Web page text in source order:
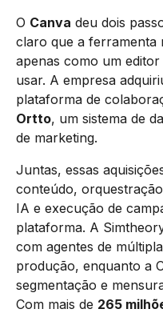
O Canva deu dois
claro que a ferramenta
apenas como um
usar. A empresa
plataforma de
Ortto, um sistema de
de marketing.
Juntas, essas
conteúdo,
IA e execução de
plataforma. A
com agentes de
produção, enquanto a
segmentação e
Com mais de 265